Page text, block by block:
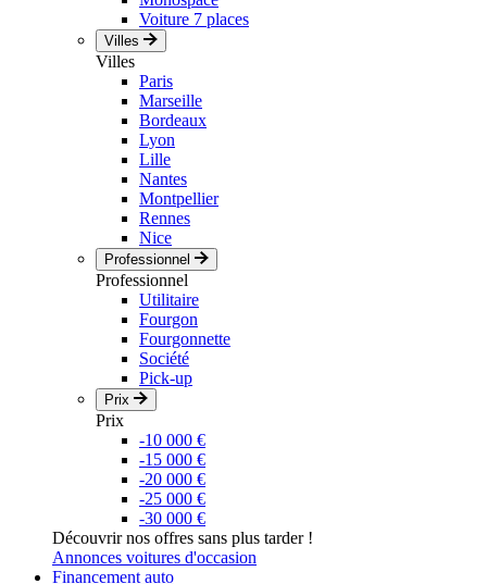
Voiture 7 places
Villes
Villes
Paris
Marseille
Bordeaux
Lyon
Lille
Nantes
Montpellier
Rennes
Nice
Professionnel
Professionnel
Utilitaire
Fourgon
Fourgonnette
Société
Pick-up
Prix
Prix
-10 000 €
-15 000 €
-20 000 €
-25 000 €
-30 000 €
Découvrir nos offres sans plus tarder !
Annonces voitures d'occasion
Financement auto